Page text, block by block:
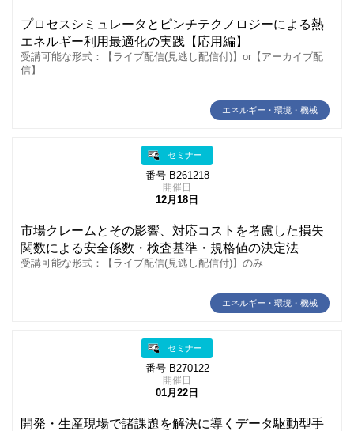
プロセスシミュレータとピンチテクノロジーによる熱
エネルギー利用最適化の実践【応用編】
受講可能な形式：【ライブ配信(見逃し配信付)】or【アーカイブ配
信】
エネルギー・環境・機械
セミナー
番号 B261218
開催日
12月18日
市場クレームとその影響、対応コストを考慮した損失
関数による安全係数・検査基準・規格値の決定法
受講可能な形式：【ライブ配信(見逃し配信付)】のみ
エネルギー・環境・機械
セミナー
番号 B270122
開催日
01月22日
開発・生産現場で諸課題を解決に導くデータ駆動型手